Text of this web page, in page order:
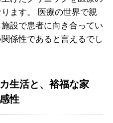
ます。 医療の世界で親
設で患者に向き合ってい
係性であると言えるでし
生活と、裕福な家
性